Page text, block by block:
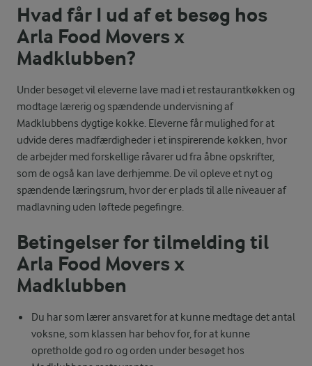
Hvad får I ud af et besøg hos
Arla Food Movers x
Madklubben?
Under besøget vil eleverne lave mad i et restaurantkøkken og
modtage lærerig og spændende undervisning af
Madklubbens dygtige kokke. Eleverne får mulighed for at
udvide deres madfærdigheder i et inspirerende køkken, hvor
de arbejder med forskellige råvarer ud fra åbne opskrifter,
som de også kan lave derhjemme. De vil opleve et nyt og
spændende læringsrum, hvor der er plads til alle niveauer af
madlavning uden løftede pegefingre.
Betingelser for tilmelding til
Arla Food Movers x
Madklubben
Du har som lærer ansvaret for at kunne medtage det antal
voksne, som klassen har behov for, for at kunne
opretholde god ro og orden under besøget hos